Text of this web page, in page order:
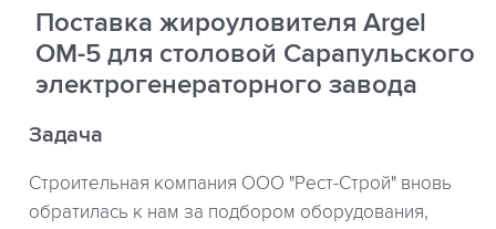
Поставка жироуловителя Argel
OM-5 для столовой Сарапульского
электрогенераторного завода
Задача
Строительная компания ООО "Рест-Строй" вновь
обратилась к нам за подбором оборудования,